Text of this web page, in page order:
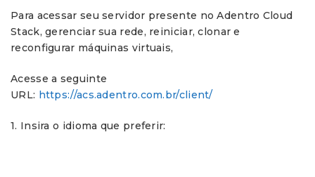
Para acessar seu servidor presente no Adentro Cloud
Stack, gerenciar sua rede, reiniciar, clonar e
reconfigurar máquinas virtuais,
Acesse a seguinte
URL: https://acs.adentro.com.br/client/
1. Insira o idioma que preferir: